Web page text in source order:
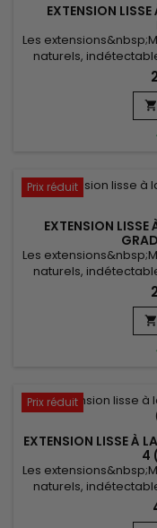
EXTENSION
Les
naturels,
votre chevelure,
longueur.&nbsp; Très
hair.&nbsp; Le

Prix réduit
EXTENSION LISSE
Les
naturels,
votre chevelure,
longueur.&nbsp;
hair.&nbsp;

Prix réduit
EXTENSION LISSE À
4
Les
naturels,
votre chevelure, en
Très soyeux, très